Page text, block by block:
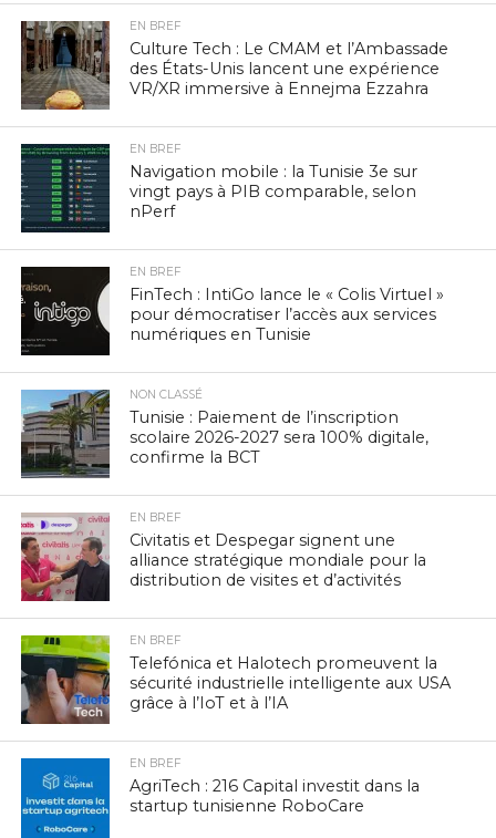
EN BREF
Culture Tech : Le CMAM et l’Ambassade
des États-Unis lancent une expérience
VR/XR immersive à Ennejma Ezzahra
EN BREF
Navigation mobile : la Tunisie 3e sur
vingt pays à PIB comparable, selon
nPerf
EN BREF
FinTech : IntiGo lance le « Colis Virtuel »
pour démocratiser l’accès aux services
numériques en Tunisie
NON CLASSÉ
Tunisie : Paiement de l’inscription
scolaire 2026-2027 sera 100% digitale,
confirme la BCT
EN BREF
Civitatis et Despegar signent une
alliance stratégique mondiale pour la
distribution de visites et d’activités
EN BREF
Telefónica et Halotech promeuvent la
sécurité industrielle intelligente aux USA
grâce à l’IoT et à l’IA
EN BREF
AgriTech : 216 Capital investit dans la
startup tunisienne RoboCare